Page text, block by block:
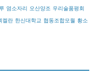
염소자리 오산양조 우리술품평회
켈란 한신대학교 협동조합모월 황소